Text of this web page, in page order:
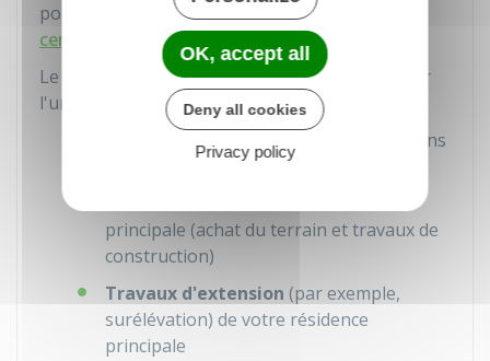
pouvez obtenir unprêt d'épargne-logement à
certaines conditions
Le prêt épargne logement peut servir à réaliser
l'une des opérations suivantes :
de votre résidence principale (dans
le neuf ou dans l'ancien)
principale (achat du terrain et travaux de
construction)
Travaux d'extension (par exemple,
surélévation) de votre résidence
principale
OK, accept all
Deny all cookies
Privacy policy